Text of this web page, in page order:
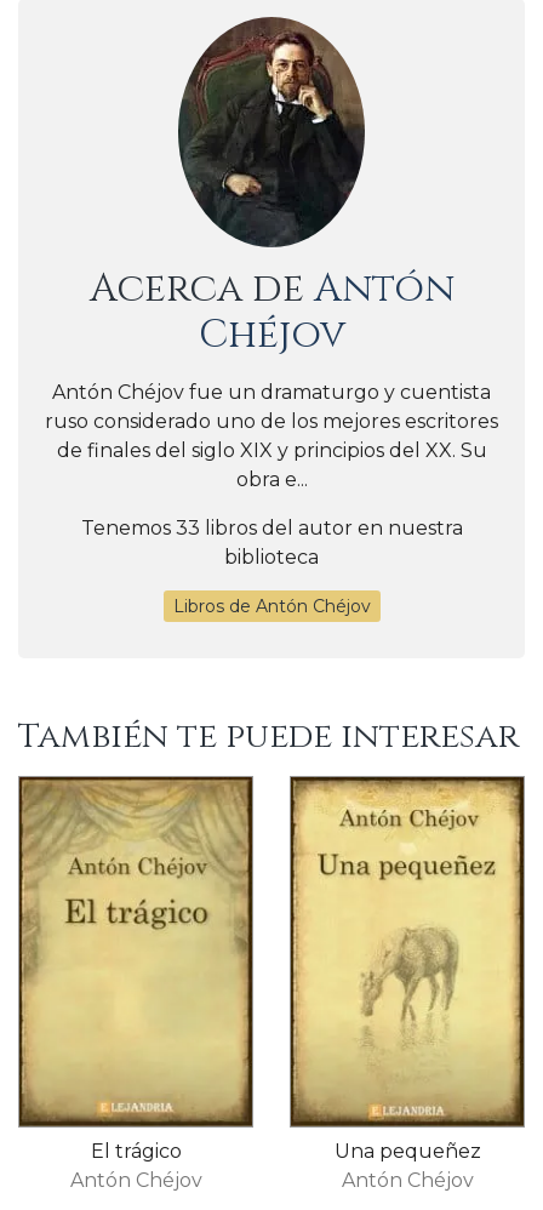
Acerca deAntón
Chéjov
Antón Chéjov fue un dramaturgo y cuentista
ruso considerado uno de los mejores escritores
de finales del siglo XIX y principios del XX. Su
obra e...
Tenemos 33 libros del autor en nuestra
biblioteca
Libros de Antón Chéjov
También te puede interesar
El trágico
Antón Chéjov
Una pequeñez
Antón Chéjov